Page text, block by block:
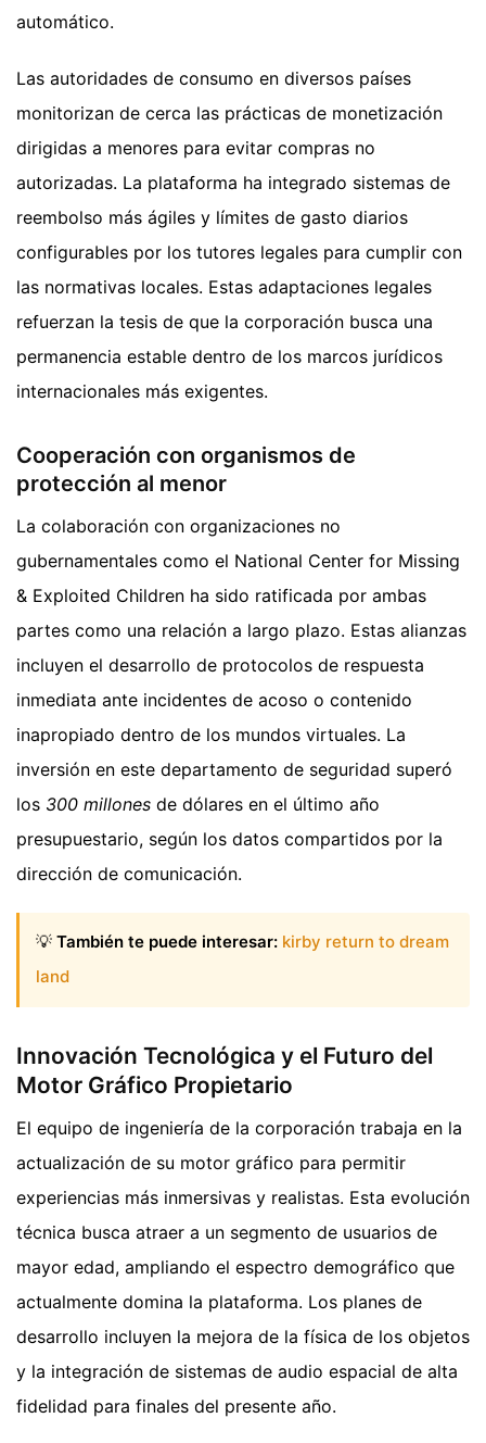
automático.
Las autoridades de consumo en diversos países
monitorizan de cerca las prácticas de monetización
dirigidas a menores para evitar compras no
autorizadas. La plataforma ha integrado sistemas de
reembolso más ágiles y límites de gasto diarios
configurables por los tutores legales para cumplir con
las normativas locales. Estas adaptaciones legales
refuerzan la tesis de que la corporación busca una
permanencia estable dentro de los marcos jurídicos
internacionales más exigentes.
Cooperación con organismos de
protección al menor
La colaboración con organizaciones no
gubernamentales como el National Center for Missing
& Exploited Children ha sido ratificada por ambas
partes como una relación a largo plazo. Estas alianzas
incluyen el desarrollo de protocolos de respuesta
inmediata ante incidentes de acoso o contenido
inapropiado dentro de los mundos virtuales. La
inversión en este departamento de seguridad superó
los 300 millones de dólares en el último año
presupuestario, según los datos compartidos por la
dirección de comunicación.
💡 También te puede interesar: kirby return to dream
land
Innovación Tecnológica y el Futuro del
Motor Gráfico Propietario
El equipo de ingeniería de la corporación trabaja en la
actualización de su motor gráfico para permitir
experiencias más inmersivas y realistas. Esta evolución
técnica busca atraer a un segmento de usuarios de
mayor edad, ampliando el espectro demográfico que
actualmente domina la plataforma. Los planes de
desarrollo incluyen la mejora de la física de los objetos
y la integración de sistemas de audio espacial de alta
fidelidad para finales del presente año.